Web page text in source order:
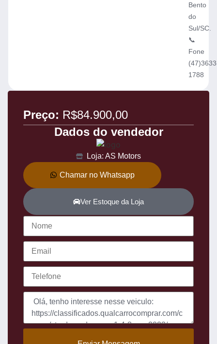
Bento
do
Sul/SC.
📞
Fone
1788
Preço: R$84.900,00
Dados do vendedor
Loja: AS Motors
Chamar no Whatsapp
Ver Estoque da Loja